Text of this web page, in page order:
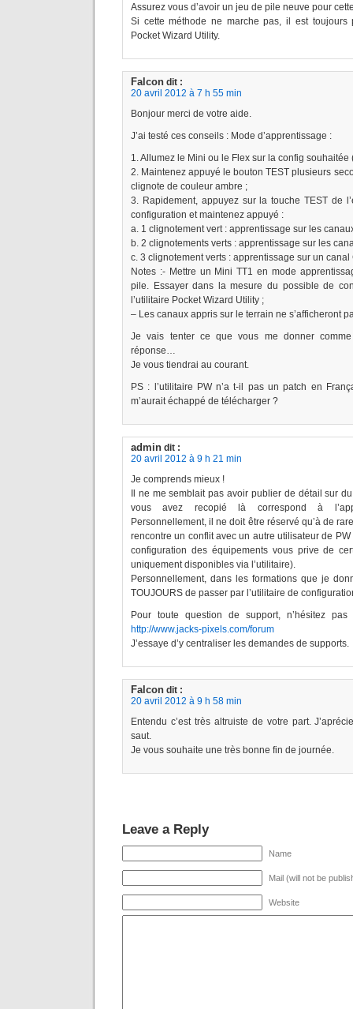
Assurez vous d’avoir un jeu de pile neuve pour
Si cette méthode ne marche pas, il est
Pocket Wizard Utility.
Falcon dit :
20 avril 2012 à 7 h 55 min
Bonjour merci de votre aide.
J’ai testé ces conseils : Mode d’apprentissage :
1. Allumez le Mini ou le Flex sur la config souhaitée
2. Maintenez appuyé le bouton TEST plusieurs
clignote de couleur ambre ;
3. Rapidement, appuyez sur la touche TEST de
configuration et maintenez appuyé :
a. 1 clignotement vert : apprentissage sur les
b. 2 clignotements verts : apprentissage sur les
c. 3 clignotement verts : apprentissage sur un canal
Notes :- Mettre un Mini TT1 en mode
pile. Essayer dans la mesure du possible de
l’utilitaire Pocket Wizard Utility ;
– Les canaux appris sur le terrain ne s’afficheront
Je vais tenter ce que vous me donner
réponse…
Je vous tiendrai au courant.
PS : l’utilitaire PW n’a t-il pas un patch en
m’aurait échappé de télécharger ?
admin dit :
20 avril 2012 à 9 h 21 min
Je comprends mieux !
Il ne me semblait pas avoir publier de détail sur
vous avez recopié là correspond à
Personnellement, il ne doit être réservé qu’à de
rencontre un conflit avec un autre utilisateur de
configuration des équipements vous prive de
uniquement disponibles via l’utilitaire).
Personnellement, dans les formations que je
TOUJOURS de passer par l’utilitaire de
Pour toute question de support, n’hésitez
http://www.jacks-pixels.com/forum
J’essaye d’y centraliser les demandes de supports.
Falcon dit :
20 avril 2012 à 9 h 58 min
Entendu c’est très altruiste de votre part.
saut.
Je vous souhaite une très bonne fin de journée.
Leave a Reply
Name
Mail (will not be
Website